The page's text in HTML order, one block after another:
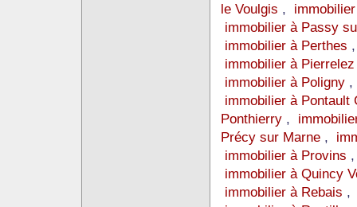
le Voulgis ,
immobilier à Passy
immobilier à Perthes
immobilier à
immobilier à Poligny
immobilier à Pontault
Ponthierry ,
Précy sur Marne ,
immobilier à Provins
immobilier à Quincy
immobilier à Rebais